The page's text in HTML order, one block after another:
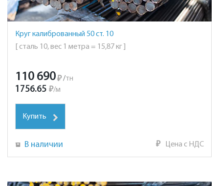
Круг калиброванный 50 ст. 10
[ сталь 10, вес 1 метра = 15,87 кг ]
110 690₽ /тн
1756.65 ₽/м
Купить
В наличии ₽ Цена с НДС